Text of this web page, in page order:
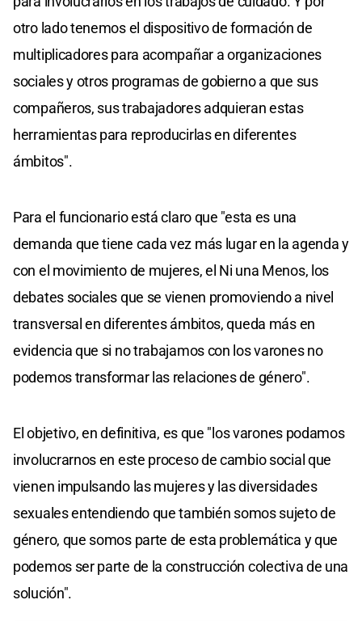
otro lado tenemos el dispositivo de formación de
multiplicadores para acompañar a organizaciones
sociales y otros programas de gobierno a que sus
compañeros, sus trabajadores adquieran estas
herramientas para reproducirlas en diferentes
ámbitos".
Para el funcionario está claro que "esta es una
demanda que tiene cada vez más lugar en la agenda y
con el movimiento de mujeres, el Ni una Menos, los
debates sociales que se vienen promoviendo a nivel
transversal en diferentes ámbitos, queda más en
evidencia que si no trabajamos con los varones no
podemos transformar las relaciones de género".
El objetivo, en definitiva, es que "los varones podamos
involucrarnos en este proceso de cambio social que
vienen impulsando las mujeres y las diversidades
sexuales entendiendo que también somos sujeto de
género, que somos parte de esta problemática y que
podemos ser parte de la construcción colectiva de una
solución".